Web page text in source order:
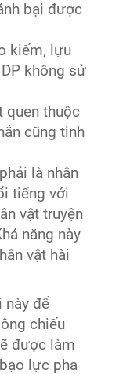
bại được
kiếm, lựu
không sử
quen thuộc
cũng tinh
là nhân
tiếng với
vật truyện
năng này
vật hài
này để
chiếu
được làm
lực pha